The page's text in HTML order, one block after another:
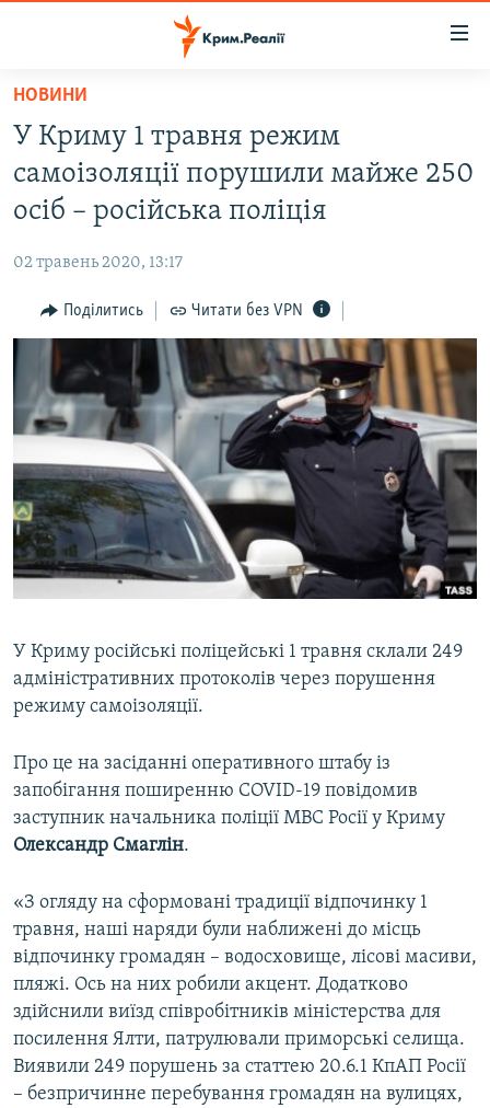
Перейти
основного
матеріалу
Перейти
до
основної
навігації
Перейти
до
пошуку
ВОДА.КРИМ
ВІДЕО ТА ФОТО
БЛОГИ
ПОГЛЯД
ІНТЕРВ'Ю
ВСЕ ЗА ДЕНЬ
СПЕЦПРОЕКТИ
ДЕПОРТАЦІЯ
ВІДЕОУРОКИ «ELIFBE»
СВІДЧЕННЯ ОКУПАЦІЇ
УКРАЇНСЬКА ПРОБЛЕМА КРИМУ
ЯК ОБІЙТИ БЛОКУВАННЯ
Русский
Qırımtatar
НОВИНИ
У Криму 1 травня режим
самоізоляції порушили майже 250
осіб – російська поліція
02 травень 2020, 13:17
Поділитись Читати без VPN
У Криму російські поліцейські 1 травня склали 249
адміністративних протоколів через порушення
режиму самоізоляції.
Про це на засіданні оперативного штабу із
запобігання поширенню COVID-19 повідомив
заступник начальника поліції МВС Росії у Криму
Олександр Смаглін.
«З огляду на сформовані традиції відпочинку 1
травня, наші наряди були наближені до місць
відпочинку громадян – водосховище, лісові масиви,
пляжі. Ось на них робили акцент. Додатково
здійснили виїзд співробітників міністерства для
посилення Ялти, патрулювали приморські селища.
Виявили 249 порушень за статтею 20.6.1 КпАП Росії
– безпричинне перебування громадян на вулицях,